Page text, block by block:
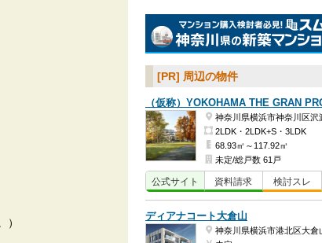
[PR] 周辺の物件
（仮称）YOKOHAMA THE GRAN
神奈川県横浜市神奈川区沢
2LDK・2LDK+S・3LDK
68.93㎡～117.92㎡
未定/総戸数 61戸
公式サイト 資料請求 検討スレ
ディアナコート大倉山
神奈川県横浜市港北区大倉